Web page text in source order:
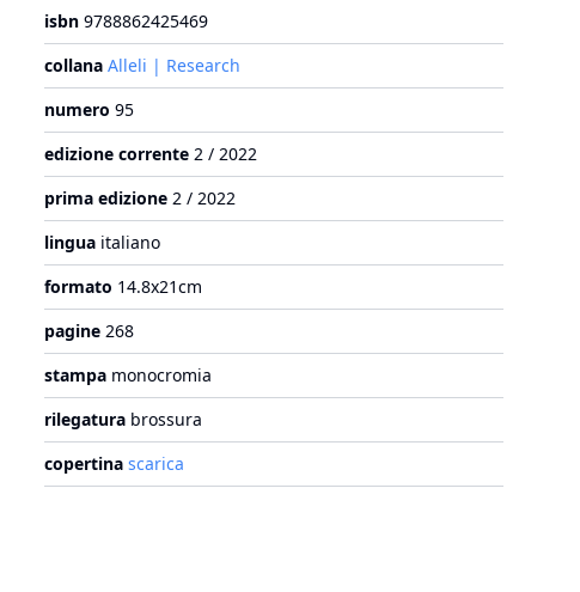
isbn 9788862425469
collana Alleli | Research
numero 95
edizione corrente 2 / 2022
prima edizione 2 / 2022
lingua italiano
formato 14.8x21cm
pagine 268
stampa monocromia
rilegatura brossura
copertina scarica